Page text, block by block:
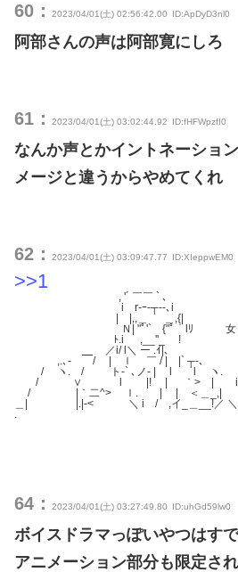
60： 2023/04/01(土) 02:56:42.00 ID:ApDyD3nl0
阿部さんの声は阿部寛にしろ
61： 2023/04/01(土) 03:02:44.92 ID:fHFWpzfI0
なんか声とかイントネーショ
メージと違うからやめてくれ
62： 2023/04/01(土) 03:09:47.77 ID:XIeppwEM0
>>1
, '´ ￣￣ ` ､
i r-ｰ-┬-‐､i
| |,,＿ ＿,{|
Ｎ| "ﾟ'` {"ﾟ｀lﾘ 女 は 帰
ﾄ.i ,__''_ !
／i/ l＼ ー .ｲ|､
,.､- ￣/ | ｌ ￣ / | |` ┬-､
/ ヽ. / ト-` ､ノ- | l l ヽ.
/ ∨ l |! | ｀> | i
/ |｀二^> ｌ. | | ＜＿_,|
＿| |.|-< ＼ i / ,イ_＿__!／ ＼
.
64： 2023/04/01(土) 03:27:49.80 ID:uhGd59lw0
ボイスドラマっぽいやつはす
アニメーション部分も限定さ